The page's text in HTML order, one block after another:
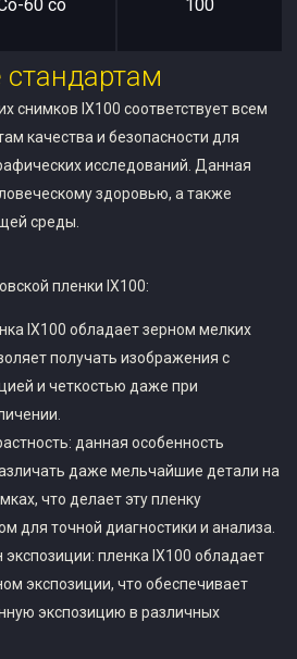
60 со
100
стандартам
снимков IX100 соответствует всем
качества и безопасности для
исследований. Данная
здоровью, а также
среды.
пленки IX100:
IX100 обладает зерном мелких
получать изображения с
и четкостью даже при
данная особенность
даже мельчайшие детали на
что делает эту пленку
для точной диагностики и анализа.
пленка IX100 обладает
экспозиции, что обеспечивает
экспозицию в различных